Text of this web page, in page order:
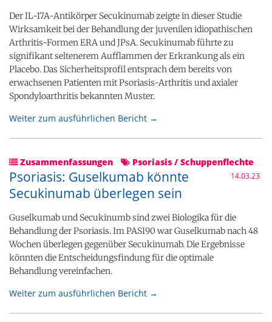
Der IL-17A-Antikörper Secukinumab zeigte in dieser Studie
Wirksamkeit bei der Behandlung der juvenilen idiopathischen
Arthritis-Formen ERA und JPsA. Secukinumab führte zu
signifikant seltenerem Aufflammen der Erkrankung als ein
Placebo. Das Sicherheitsprofil entsprach dem bereits von
erwachsenen Patienten mit Psoriasis-Arthritis und axialer
Spondyloarthritis bekannten Muster.
Weiter zum ausführlichen Bericht →
Zusammenfassungen Psoriasis / Schuppenflechte
14.03.23
Psoriasis: Guselkumab könnte
Secukinumab überlegen sein
Guselkumab und Secukinumb sind zwei Biologika für die
Behandlung der Psoriasis. Im PASI90 war Guselkumab nach 48
Wochen überlegen gegenüber Secukinumab. Die Ergebnisse
könnten die Entscheidungsfindung für die optimale
Behandlung vereinfachen.
Weiter zum ausführlichen Bericht →